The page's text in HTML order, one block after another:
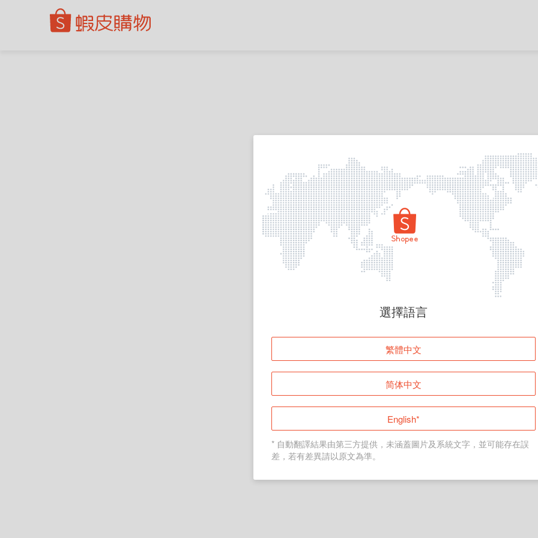
頁面無法顯示
登入
返回首頁
選擇語言
繁體中文
简体中文
English*
* 自動翻譯結果由第三方提供，未涵蓋圖片及系統文字，並可能存在誤
差，若有差異請以原文為準。